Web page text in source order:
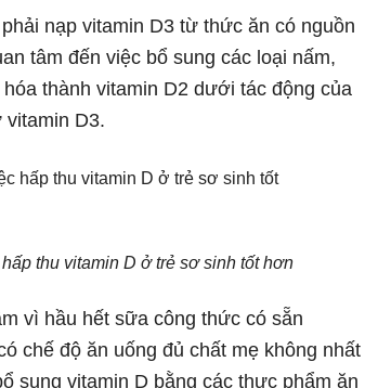
nạp vitamin D3 từ thức ăn có nguồn
tâm đến việc bổ sung các loại nấm,
thành vitamin D2 dưới tác động của
D3.
thu vitamin D ở trẻ sơ sinh tốt hơn
vì hầu hết sữa công thức có sẵn
chế độ ăn uống đủ chất mẹ không nhất
sung vitamin D bằng các thực phẩm ăn